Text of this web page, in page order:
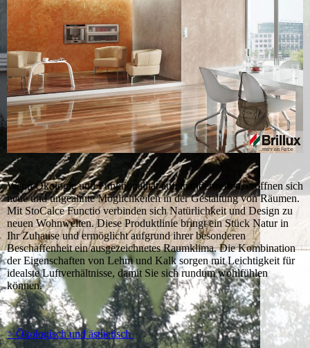
Wenn Ökologie und Funktionalität aufeinandertreffen, eröffnen sich
neue und ungeahnte Möglichkeiten in der Gestaltung von Räumen.
Mit StoCalce Functio verbinden sich Natürlichkeit und Design zu
neuen Wohnwelten. Diese Produktlinie bringt ein Stück Natur in
Ihr Zuhause und ermöglicht aufgrund ihrer besonderen
Beschaffenheit ein ausgezeichnetes Raumklima. Die Kombination
der Eigenschaften von Lehm und Kalk sorgen mit Leichtigkeit für
idealste Luftverhältnisse, damit Sie sich rundum wohlfühlen
können.
> Ökologisch und ästhetisch